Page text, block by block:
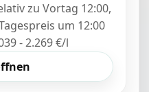
zu Vortag 12:00,
um 12:00
- 2.269 €/l